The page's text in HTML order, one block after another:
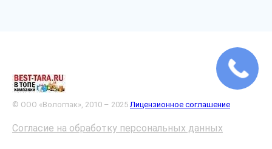
© ООО «Вологпак», 2010 – 2025 Лицензионное соглашение
Согласие на обработку персональных данных